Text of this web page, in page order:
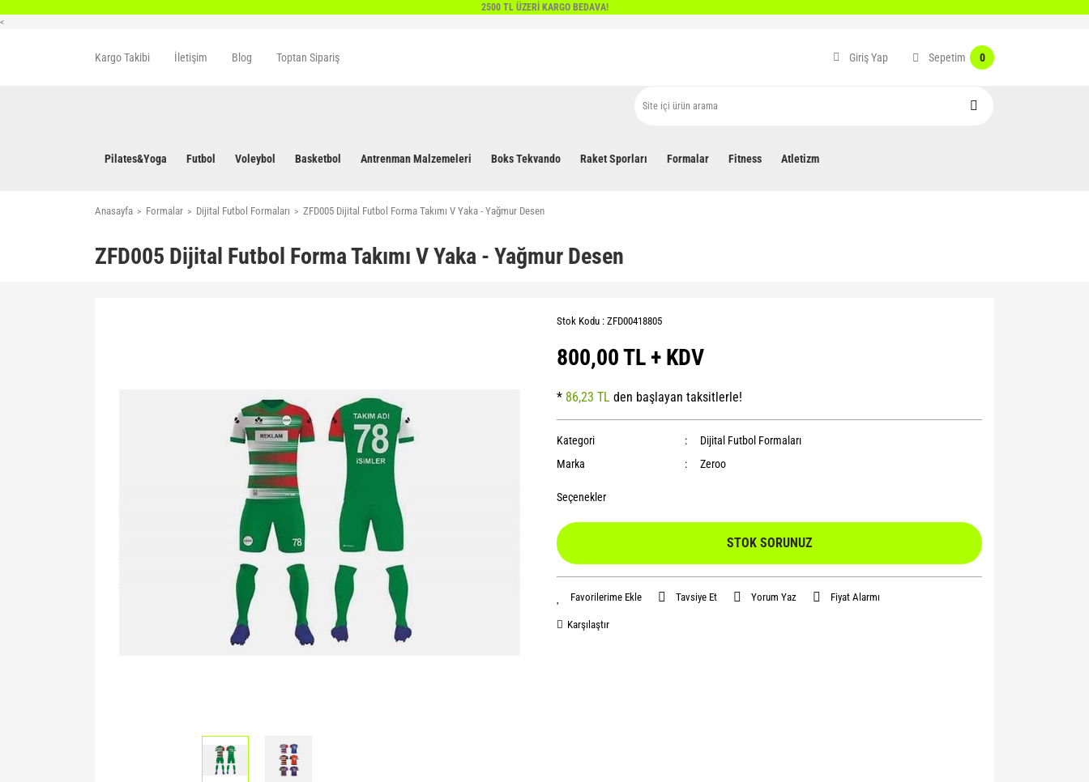
2500 TL ÜZERİ KARGO BEDAVA!
<
Kargo Takibi İletişim Blog Toptan Sipariş Giriş Yap Sepetim 0
Pilates&Yoga Futbol Voleybol Basketbol Antrenman Malzemeleri Boks Tekvando Raket Sporları Formalar Fitness Atletizm
Anasayfa Formalar Dijital Futbol Formaları ZFD005 Dijital Futbol Forma Takımı V Yaka - Yağmur Desen
ZFD005 Dijital Futbol Forma Takımı V Yaka - Yağmur Desen
Stok Kodu : ZFD00418805
800,00 TL + KDV
* 86,23 TL den başlayan taksitlerle!
Kategori
Dijital Futbol Formaları
Marka
Zeroo
Seçenekler
STOK SORUNUZ
Tavsiye Et Yorum Yaz Fiyat Alarmı
Karşılaştır